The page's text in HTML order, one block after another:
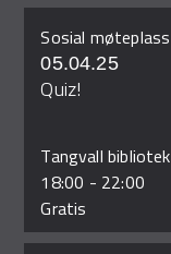
Sosial møteplass
05.04.25
Quiz!
Tangvall bibliotek
18:00 - 22:00
Gratis